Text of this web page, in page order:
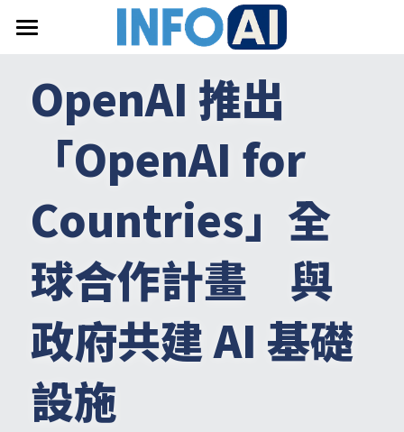
關於InfoAI
訂閱電子報
搜索
email聯絡
OpenAI 推出
「OpenAI for
Countries」全
球合作計畫　與
政府共建 AI 基礎
設施